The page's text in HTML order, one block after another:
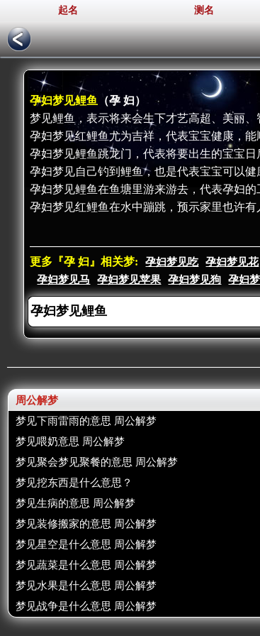
起名 测名
孕妇梦见鲤鱼 （孕 妇）
梦见鲤鱼，表示将来会生下才艺高超、美丽、
孕妇梦见红鲤鱼尤为吉祥，代表宝宝健康，
孕妇梦见鲤鱼跳龙门，代表将要出生的宝宝日
孕妇梦见自己钓到鲤鱼，也是代表宝宝可以健
孕妇梦见鲤鱼在鱼塘里游来游去，代表孕妇的
孕妇梦见红鲤鱼在水中蹦跳，预示家里也许
更多『孕 妇』相关梦: 孕妇梦见吃 孕妇梦见花
孕妇梦见马
孕妇梦见苹果 孕妇梦见狗 孕妇
周公解梦
梦见下雨雷雨的意思 周公解梦
梦见喂奶意思 周公解梦
梦见聚会梦见聚餐的意思 周公解梦
梦见挖东西是什么意思？
梦见生病的意思 周公解梦
梦见装修搬家的意思 周公解梦
梦见星空是什么意思 周公解梦
梦见蔬菜是什么意思 周公解梦
梦见水果是什么意思 周公解梦
梦见战争是什么意思 周公解梦